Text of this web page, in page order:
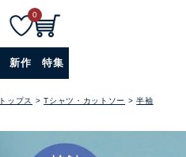
詳細検索
0
新作 特集
トップス Tシャツ・カットソー 半袖